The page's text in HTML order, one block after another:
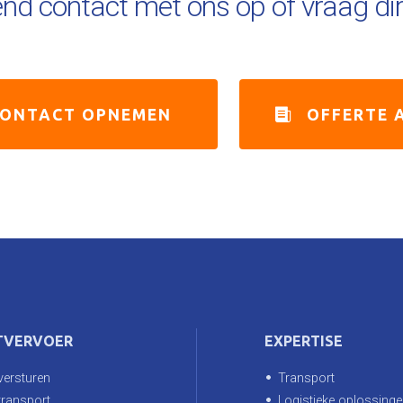
OPNEMEN OFFERTE
EXPERTISE
Transport